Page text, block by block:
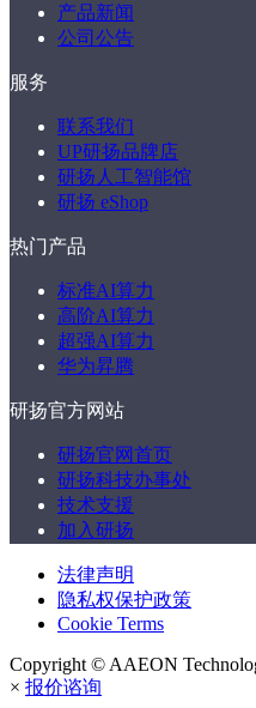
产品新闻
公司公告
服务
联系我们
UP研扬品牌店
研扬人工智能馆
研扬 eShop
热门产品
标准AI算力
高阶AI算力
超强AI算力
华为昇腾
研扬官方网站
研扬官网首页
研扬科技办事处
技术支援
加入研扬
法律声明
隐私权保护政策
Cookie Terms
Copyright ©AAEON
× 报价谘询